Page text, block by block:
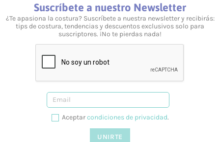
Suscríbete a nuestro Newsletter
¿Te apasiona la costura? Suscríbete a nuestra newsletter y recibirás:
tips de costura, tendencias y descuentos exclusivos solo para
suscriptores. ¡No te pierdas nada!
Aceptarcondiciones de privacidad.